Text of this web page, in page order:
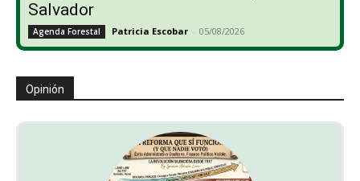
Salvador
Agenda Forestal Patricia Escobar - 05/08/2026
Opinión